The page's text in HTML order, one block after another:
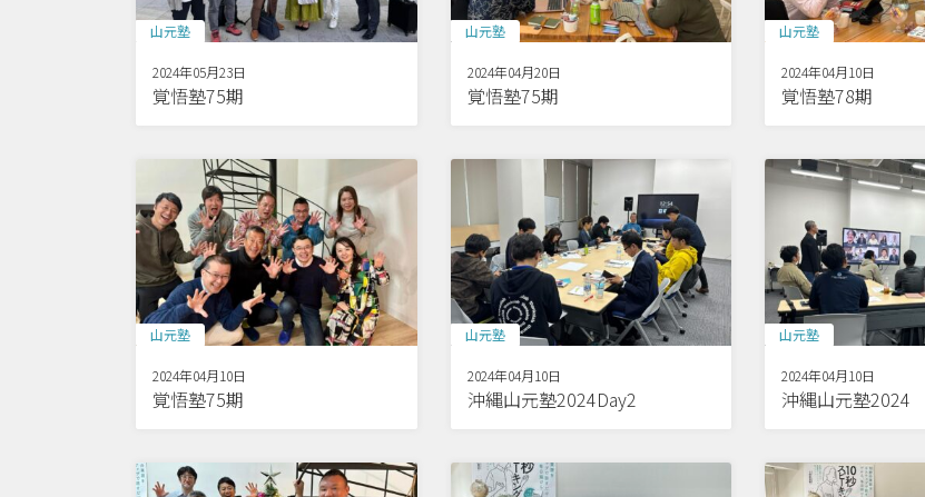
山元塾
2024年05月23日
覚悟塾75期
山元塾
2024年04月20日
覚悟塾75期
山元塾
2024年04月10日
覚悟塾78期
山元塾
2024年04月10日
覚悟塾75期
山元塾
2024年04月10日
沖縄山元塾2024Day2
山元塾
2024年04月10日
沖縄山元塾2024